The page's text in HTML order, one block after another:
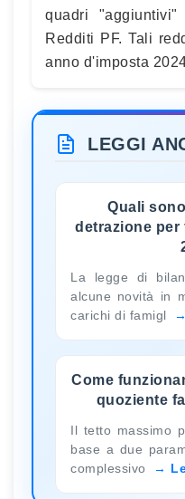
quadri
Redditi PF. Tali
anno d'imposta
LEGGI
Quali
detrazione per
La legge di
alcune novità in
carichi di famigl
Come
quoziente
Il tetto massimo
base a due
complessivo